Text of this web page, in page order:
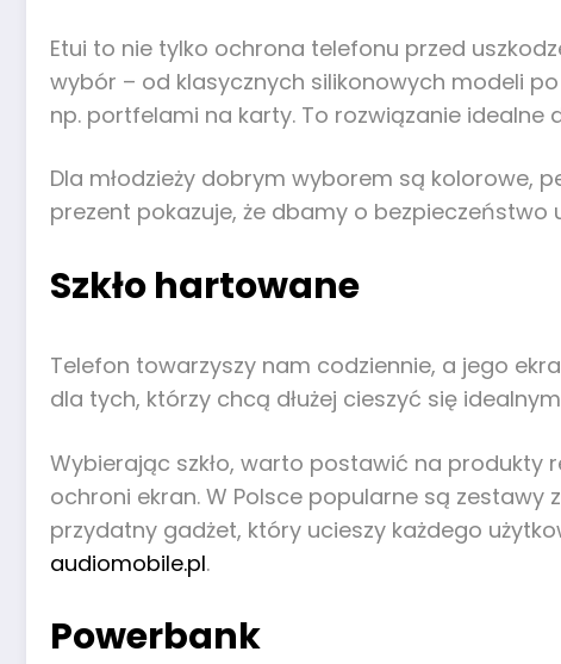
Etui to nie tylko ochrona telefonu przed
wybór – od klasycznych silikonowych modeli
np. portfelami na karty. To rozwiązanie idealne
Dla młodzieży dobrym wyborem są kolorowe,
prezent pokazuje, że dbamy o
Szkło hartowane
Telefon towarzyszy nam codziennie, a jego
dla tych, którzy chcą dłużej cieszyć się
Wybierając szkło, warto postawić na produkty
ochroni ekran. W Polsce popularne są zestawy
przydatny gadżet, który ucieszy każdego
audiomobile.pl.
Powerbank